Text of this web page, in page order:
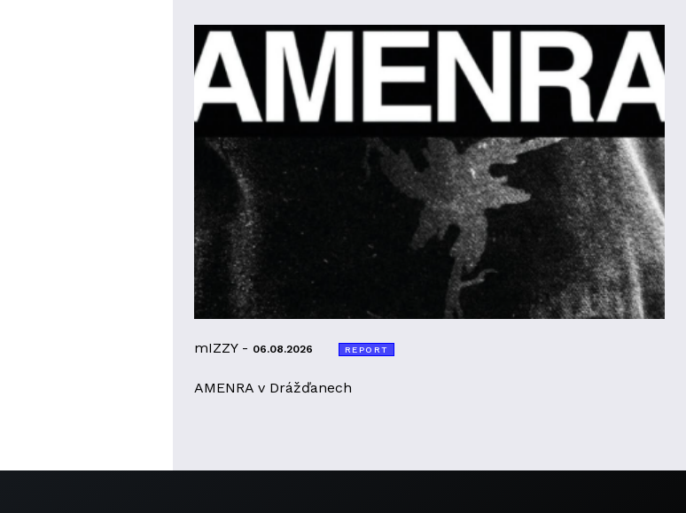
mIZZY - 06.08.2026 REPORT
AMENRA v Drážďanech